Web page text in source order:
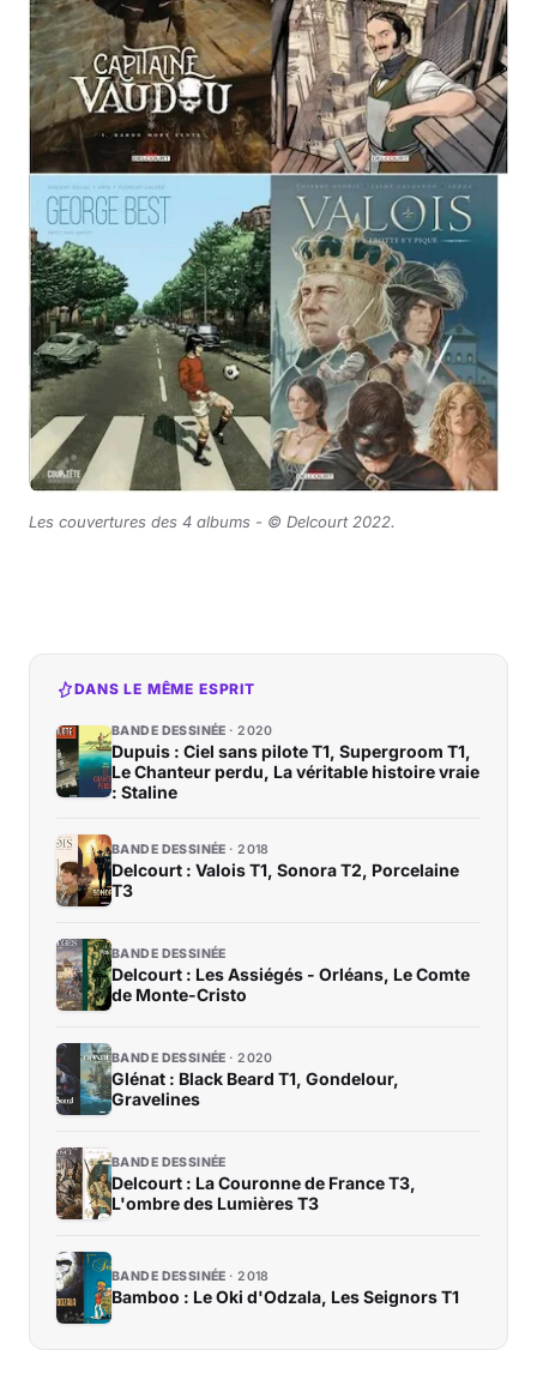
Les couvertures des 4 albums - © Delcourt 2022.
DANS LE MÊME ESPRIT
BANDE DESSINÉE 2020
Dupuis : Ciel sans pilote T1, Supergroom T1,
Le Chanteur perdu, La véritable histoire vraie
: Staline
BANDE DESSINÉE 2018
Delcourt : Valois T1, Sonora T2, Porcelaine
T3
BANDE DESSINÉE
Delcourt : Les Assiégés - Orléans, Le Comte
de Monte-Cristo
BANDE DESSINÉE 2020
Glénat : Black Beard T1, Gondelour,
Gravelines
BANDE DESSINÉE
Delcourt : La Couronne de France T3,
L'ombre des Lumières T3
BANDE DESSINÉE 2018
Bamboo : Le Oki d'Odzala, Les Seignors T1